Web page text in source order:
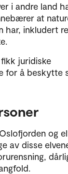
i andre land
at
har, inkludert
juridiske
for å beskytte
og
av disse